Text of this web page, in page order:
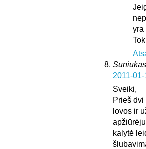
yra
2011-
Sveiki,
Prieš
lovos ir
kalytė